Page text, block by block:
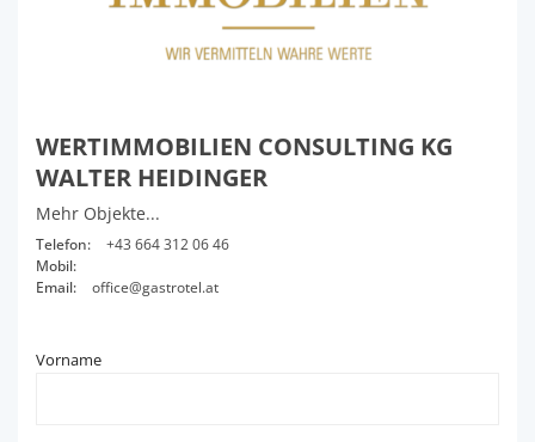
WERTIMMOBILIEN CONSULTING KG
WALTER HEIDINGER
Mehr Objekte...
Telefon:
+43 664 312 06 46
Mobil:
Email:
office@gastrotel.at
Vorname